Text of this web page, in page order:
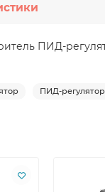
ПИД-
ПИД-регулятор